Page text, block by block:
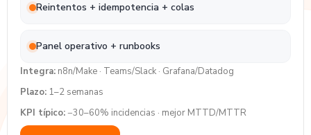
Reintentos + idempotencia + colas
Panel operativo + runbooks
Integra: n8n/Make · Teams/Slack · Grafana/Datadog
Plazo: 1–2 semanas
KPI típico:−30–60% incidencias · mejor MTTD/MTTR